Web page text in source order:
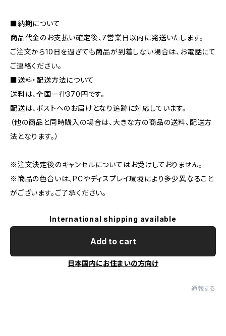
■納期について
商品代金のお支払い確定後、7営業日以内に発送いたします。
ご注文から10日を過ぎても商品が到着しない場合は、お電話にて
ご連絡ください。
■送料・配送方法について
送料は、全国一律370円です。
配送は、ポストへのお届けとなり追跡に対応しています。
（他の商品と同時購入の場合は、大きな方の商品の送料、配送方
法となります。）
※注文決定後のキャンセルについてはお受けしておりません。
※商品の色合いは、PCやディスプレイ環境により多少異なること
がございます。ご了承ください。
International shipping available
Add to cart
日本国内にお住まいの方向け
通報する